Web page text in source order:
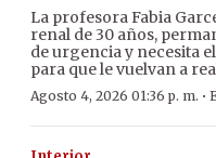
La profesora Fabia
renal de 30 años,
de urgencia y necesita
para que le vuelvan a
Agosto 4, 2026 01:36 p. m. ·